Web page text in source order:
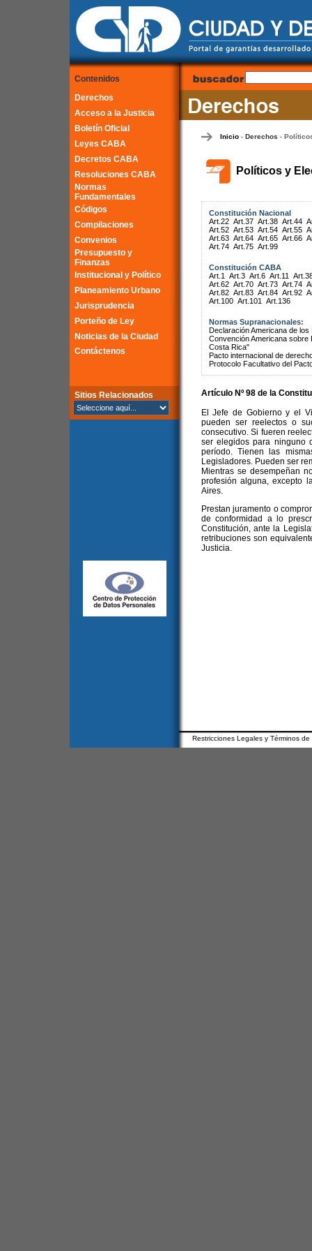
Contenidos
Derechos
Acceso a la Justicia
Boletín Oficial
Leyes CABA
Decretos CABA
Resoluciones CABA
Normas
Fundamentales
Códigos
Compilaciones
Convenios
Presupuesto y
Finanzas
Institucional y Político
Planeamiento Urbano
Jurisprudencia
Porteño de Ley
Noticias de la Ciudad
Contáctenos
Sitios Relacionados
Inicio- Derechos -
Políticos y
Constitución Nacional
Art.22 Art.37 Art.38 Art.44
Art.52 Art.53 Art.54 Art.55
Art.63 Art.64 Art.65 Art.66
Art.74 Art.75 Art.99
Constitución CABA
Art.1
Art.3 Art.6 Art.11
Art.62 Art.70 Art.73 Art.74
Art.82 Art.83 Art.84 Art.92
Art.100 Art.101 Art.136
Normas Supranacionales:
Declaración Americana de
Convención Americana
Costa Rica"
Pacto internacional de
Protocolo Facultativo del
Artículo Nº 98 de la
El Jefe de Gobierno y el
pueden ser reelectos o
consecutivo. Si fueren
ser elegidos para ninguno
período. Tienen las
Legisladores. Pueden ser
Mientras se desempeñan
profesión alguna, excepto
Aires.
Prestan juramento o
de conformidad a lo
Constitución, ante la
retribuciones son
Justicia.
Restricciones Legales y Términos de